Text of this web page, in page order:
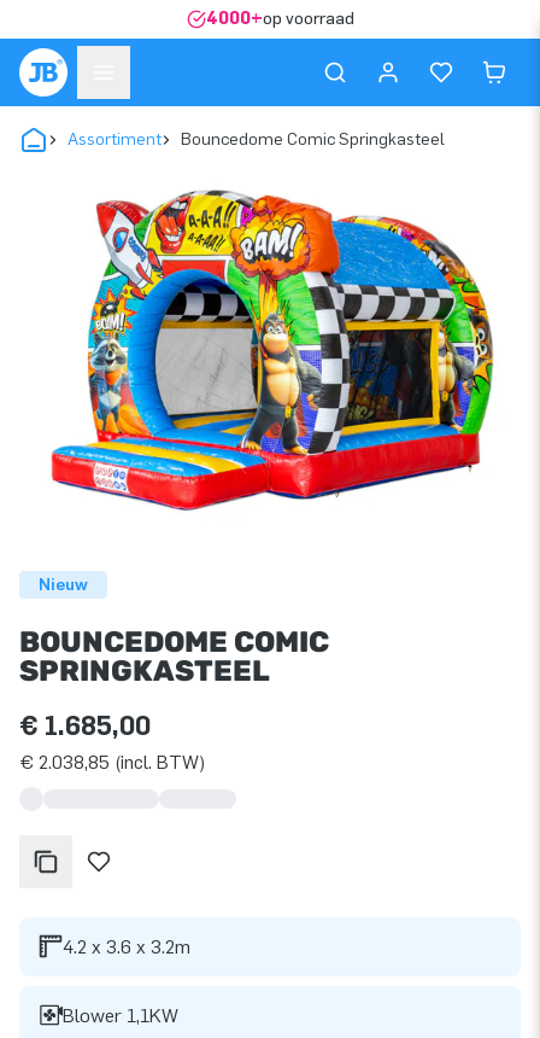
4000+op voorraad
Assortiment Bouncedome Comic Springkasteel
Nieuw
BOUNCEDOME COMIC
SPRINGKASTEEL
€ 1.685,00
€ 2.038,85 (incl. BTW)
4.2 x 3.6 x 3.2m
Blower 1,1KW